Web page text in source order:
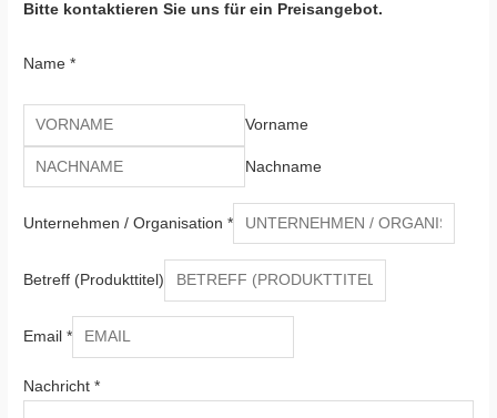
Bitte kontaktieren Sie uns für ein Preisangebot.
Name*
Vorname
Nachname
Unternehmen / Organisation*
Betreff (Produkttitel)
Email*
Nachricht*